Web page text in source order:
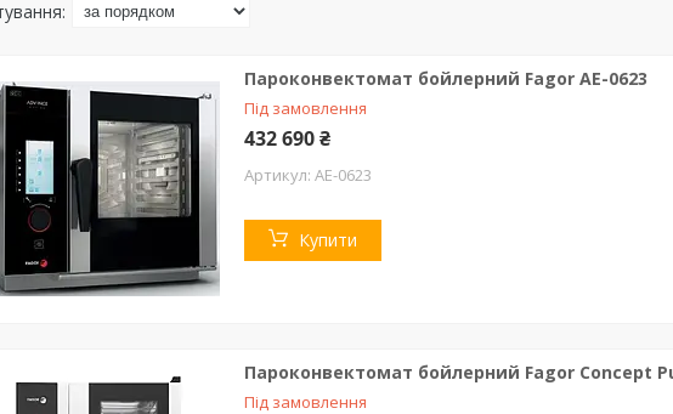
Пароконвектомат бойлерний Fagor AE-0623
Під замовлення
432 690 ₴
AE-0623
Купити
Пароконвектомат бойлерний Fagor Concept
Під замовлення